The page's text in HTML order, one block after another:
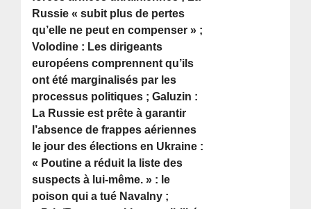
Russie « subit plus de pertes
qu’elle ne peut en compenser » ;
Volodine : Les dirigeants
européens comprennent qu’ils
ont été marginalisés par les
processus politiques ; Galuzin :
La Russie est prête à garantir
l’absence de frappes aériennes
le jour des élections en Ukraine :
« Poutine a réduit la liste des
suspects à lui-même. » : le
poison qui a tué Navalny ;